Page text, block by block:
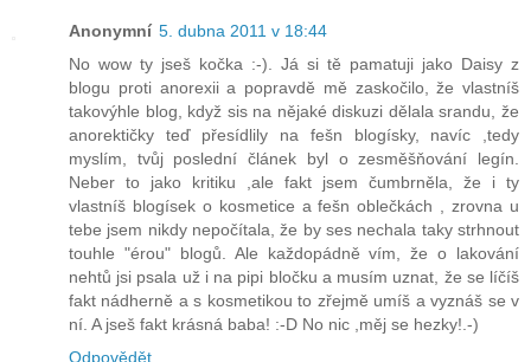
Anonymní 5. dubna 2011 v 18:44
No wow ty jseš kočka :-). Já si tě pamatuji jako Daisy z
blogu proti anorexii a popravdě mě zaskočilo, že vlastníš
takovýhle blog, když sis na nějaké diskuzi dělala srandu, že
anorektičky teď přesídlily na fešn blogísky, navíc ,tedy
myslím, tvůj poslední článek byl o zesměšňování legín.
Neber to jako kritiku ,ale fakt jsem čumbrněla, že i ty
vlastníš blogísek o kosmetice a fešn oblečkách , zrovna u
tebe jsem nikdy nepočítala, že by ses nechala taky strhnout
touhle "érou" blogů. Ale každopádně vím, že o lakování
nehtů jsi psala už i na pipi bločku a musím uznat, že se líčíš
fakt nádherně a s kosmetikou to zřejmě umíš a vyznáš se v
ní. A jseš fakt krásná baba! :-D No nic ,měj se hezky!.-)
Odpovědět